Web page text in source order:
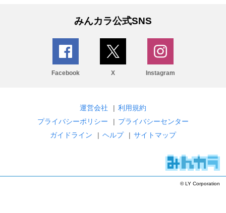
みんカラ公式SNS
Facebook X Instagram
運営会社 | 利用規約
プライバシーポリシー
| プライバシーセンター
ガイドライン
| ヘルプ | サイトマップ
© LY Corporation